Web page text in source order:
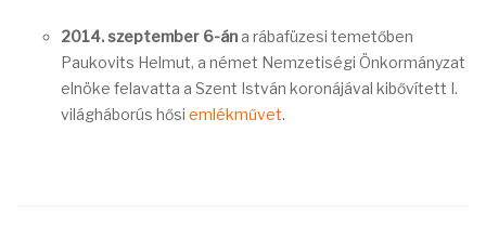
2014. szeptember 6-án a rábafüzesi temetőben
Paukovits Helmut, a német Nemzetiségi Önkormányzat
elnöke felavatta a Szent István koronájával kibővített I.
világháborús hősi emlékművet.